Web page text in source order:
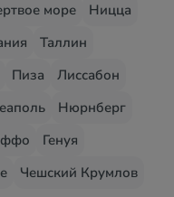
море
Ницца
Таллин
Пиза
Лиссабон
Нюрнберг
Генуя
Чешский Крумлов